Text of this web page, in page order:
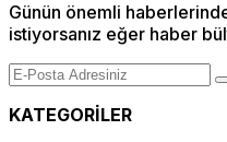
Günün önemli
istiyorsanız eğer haber
KATEGORİLER